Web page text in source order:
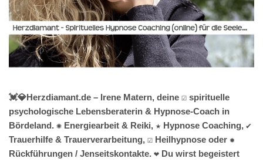
💓️💎Herzdiamant.de – Irene Matern, deine ☑️ spirituelle
psychologische Lebensberaterin & Hypnose-Coach in
Bördeland. ✺ Energiearbeit & Reiki, ★ Hypnose Coaching, ✔️
Trauerhilfe & Trauerverarbeitung, ☑️ Heilhypnose oder ✹
Rückführungen / Jenseitskontakte. ❤ Du wirst begeistert